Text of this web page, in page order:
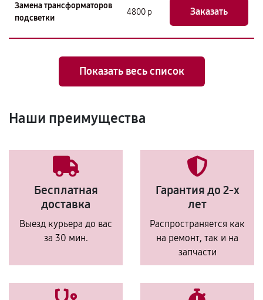
Замена трансформаторов
подсветки
4800 р Заказать
Показать весь список
Наши преимущества
Бесплатная
доставка
Выезд курьера до вас
за 30 мин.
Гарантия до 2-х
лет
Распространяется как
на ремонт, так и на
запчасти